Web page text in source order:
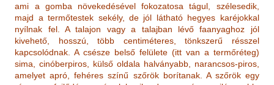
ami a gomba növekedésével fokozatosa tágul, szélesedik,
majd a termőtestek sekély, de jól látható hegyes karéjokkal
nyílnak fel. A talajon vagy a talajban lévő faanyaghoz jól
kivehető, hosszú, több centiméteres, tönkszerű résszel
kapcsolódnak. A csésze belső felülete (itt van a termőréteg)
sima, cinóberpiros, külső oldala halványabb, narancsos-piros,
amelyet apró, fehéres színű szőrök borítanak. A szőrök egy